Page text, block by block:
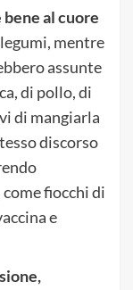
al cuore
mentre
assunte
di pollo, di
di mangiarla
discorso
fiocchi di
e